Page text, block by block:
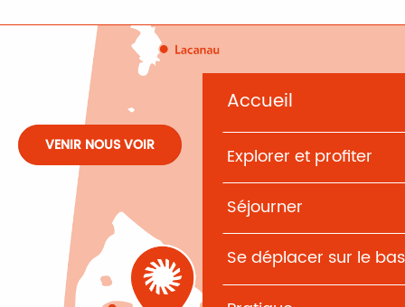
Accueil
Explorer et profiter
Séjourner
Se déplacer sur le
VENIR NOUS VOIR